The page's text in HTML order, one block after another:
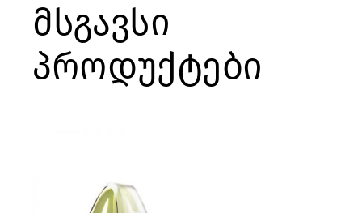
მსგავსი
პროდუქტები